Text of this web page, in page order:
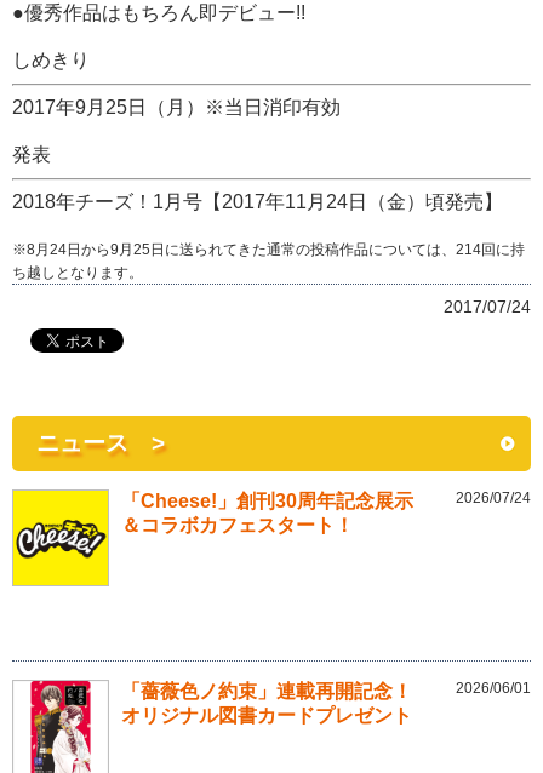
●優秀作品はもちろん即デビュー!!
しめきり
2017年9月25日（月）※当日消印有効
発表
2018年チーズ！1月号【2017年11月24日（金）頃発売】
※8月24日から9月25日に送られてきた通常の投稿作品については、214回に持
ち越しとなります。
2017/07/24
ニュース >
「Cheese!」創刊30周年記念展示
＆コラボカフェスタート！
2026/07/24
「薔薇色ノ約束」連載再開記念！
オリジナル図書カードプレゼント
2026/06/01